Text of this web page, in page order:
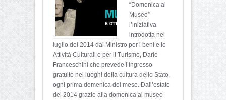
“Domenica al
Museo”
l’iniziativa
introdotta nel
luglio del 2014 dal Ministro per i beni e le
Attività Culturali e per il Turismo, Dario
Franceschini che prevede l’ingresso
gratuito nei luoghi della cultura dello Stato,
ogni prima domenica del mese. Dall’estate
del 2014 grazie alla domenica al museo